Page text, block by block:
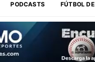
PODCASTS FÚTBOL